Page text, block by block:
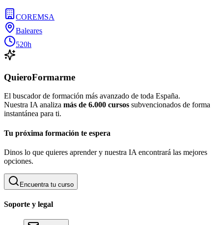
COREMSA
Baleares
520h
QuieroFormarme
El buscador de formación más avanzado de toda España.
Nuestra IA analiza más de 6.000 cursos subvencionados de forma
instantánea para ti.
Tu próxima formación te espera
Dinos lo que quieres aprender y nuestra IA encontrará las mejores
opciones.
Encuentra tu curso
Soporte y legal